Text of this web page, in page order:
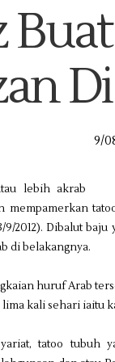
9/
lebih akrab
mempamerkan
9/2012). Dibalut
di belakangnya.
huruf Arab
tatoo tubuh